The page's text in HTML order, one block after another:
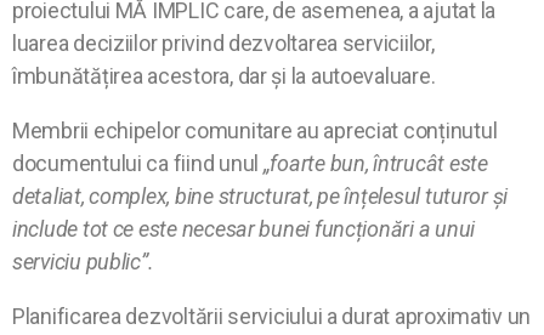
proiectului MĂ IMPLIC care, de asemenea, a ajutat la
luarea deciziilor privind dezvoltarea serviciilor,
îmbunătățirea acestora, dar și la autoevaluare.
Membrii echipelor comunitare au apreciat conținutul
documentului ca fiind unul „foarte bun, întrucât este
detaliat, complex, bine structurat, pe înțelesul tuturor și
include tot ce este necesar bunei funcționări a unui
serviciu public”.
Planificarea dezvoltării serviciului a durat aproximativ un